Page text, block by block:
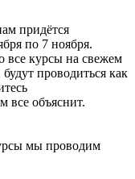
придётся
по 7 ноября.
все курсы на свежем
проводиться как
все объяснит.
мы проводим